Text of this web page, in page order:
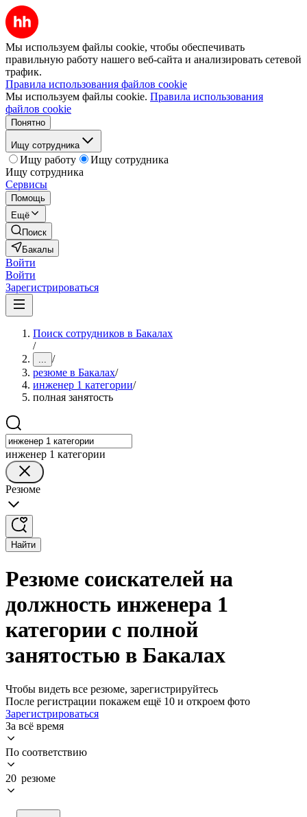
Мы используем файлы cookie, чтобы обеспечивать
правильную работу нашего веб-сайта и анализировать сетевой
трафик.
Правила использования файлов cookie
Мы используем файлы cookie. Правила использования
файлов cookie
Понятно
Ищу сотрудника
Ищу работу
Ищу сотрудника
Ищу сотрудника
Сервисы
Помощь
Ещё
Поиск
Бакалы
Войти
Войти
Зарегистрироваться
Поиск сотрудников в Бакалах
/
... /
резюме в Бакалах/
инженер 1 категории/
полная занятость
инженер 1 категории
Резюме
Найти
Резюме соискателей на
должность инженера 1
категории с полной
занятостью в Бакалах
Чтобы видеть все резюме, зарегистрируйтесь
После регистрации покажем ещё 10 и откроем фото
Зарегистрироваться
За всё время
По соответствию
20 резюме